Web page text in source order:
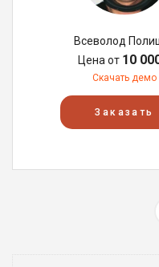
Всеволод
Цена от 10
Скачать демо
Заказать